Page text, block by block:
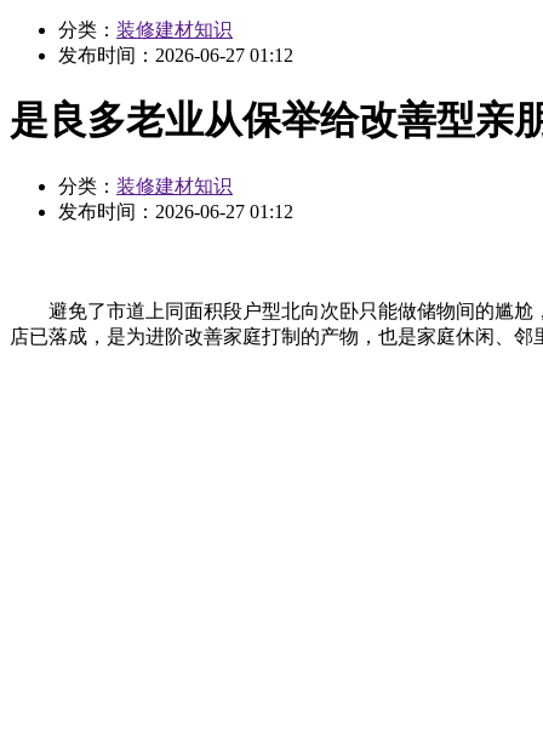
分类： 装修建材知识
发布时间： 2026-06-27 01:12
是良多老业从保举给改善型亲
分类： 装修建材知识
发布时间： 2026-06-27 01:12
避免了市道上同面积段户型北向次卧只能做储物间的尴尬
店已落成，是为进阶改善家庭打制的产物，也是家庭休闲、